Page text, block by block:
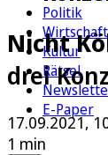
Politik
Wirtschaft
Kultur
Rätsel
E-Paper
Nicht
drei
17.09.2021,
1 min